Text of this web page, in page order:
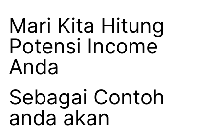
Mari Kita Hitung
Potensi Income
Anda
Sebagai Contoh
anda akan